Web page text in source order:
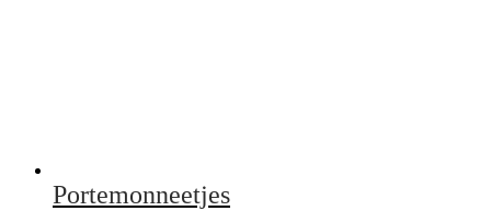
Portemonneetjes